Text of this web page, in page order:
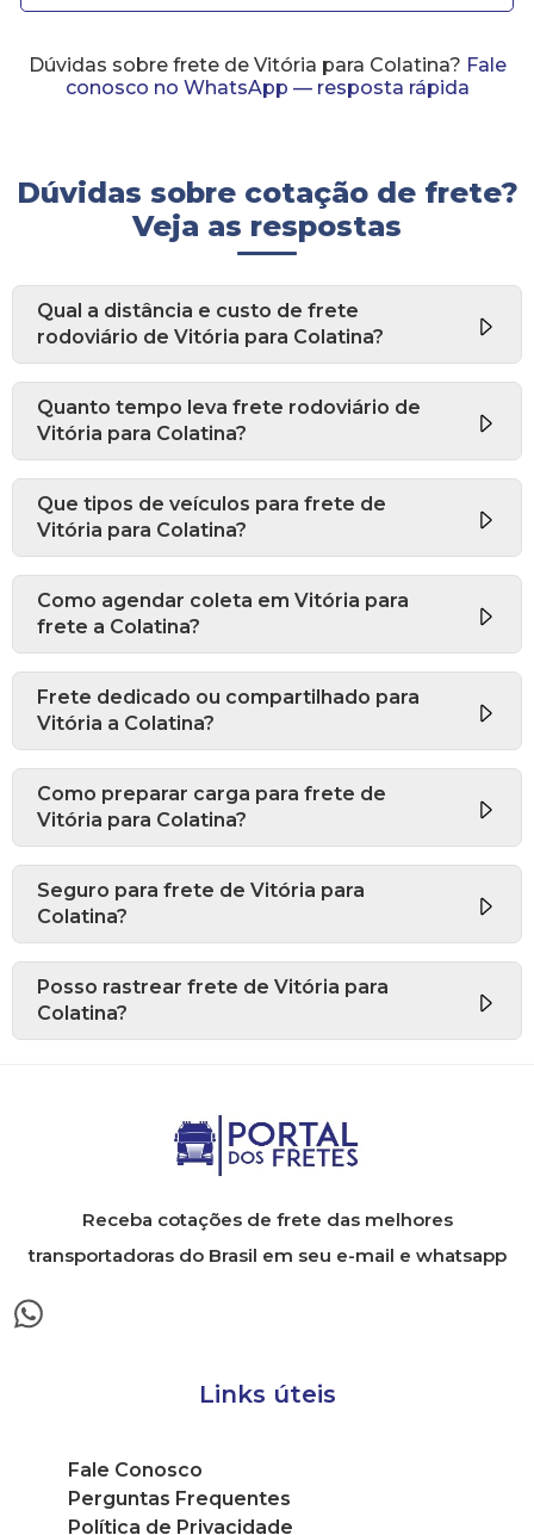
Dúvidas sobre frete de Vitória para Colatina? Fale
conosco no WhatsApp — resposta rápida
Dúvidas sobre cotação de frete?
Veja as respostas
Qual a distância e custo de frete
rodoviário de Vitória para Colatina?
Quanto tempo leva frete rodoviário de
Vitória para Colatina?
Que tipos de veículos para frete de
Vitória para Colatina?
Como agendar coleta em Vitória para
frete a Colatina?
Frete dedicado ou compartilhado para
Vitória a Colatina?
Como preparar carga para frete de
Vitória para Colatina?
Seguro para frete de Vitória para
Colatina?
Posso rastrear frete de Vitória para
Colatina?
Receba cotações de frete das melhores
transportadoras do Brasil em seu e-mail e whatsapp
Links úteis
Fale Conosco
Perguntas Frequentes
Política de Privacidade